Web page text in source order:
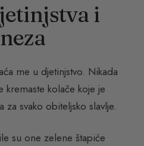
i
me u djetinjstvo. Nikada
kolače koje je
za svako obiteljsko slavlje.
su one zelene štapiće